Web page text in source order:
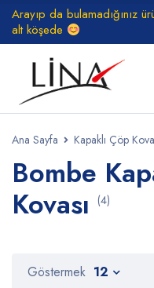
Arayıp da bulamadığınız
alt köşede
Ana Sayfa Kapaklı Çöp
Bombe
Kovası (4)
Göstermek 12